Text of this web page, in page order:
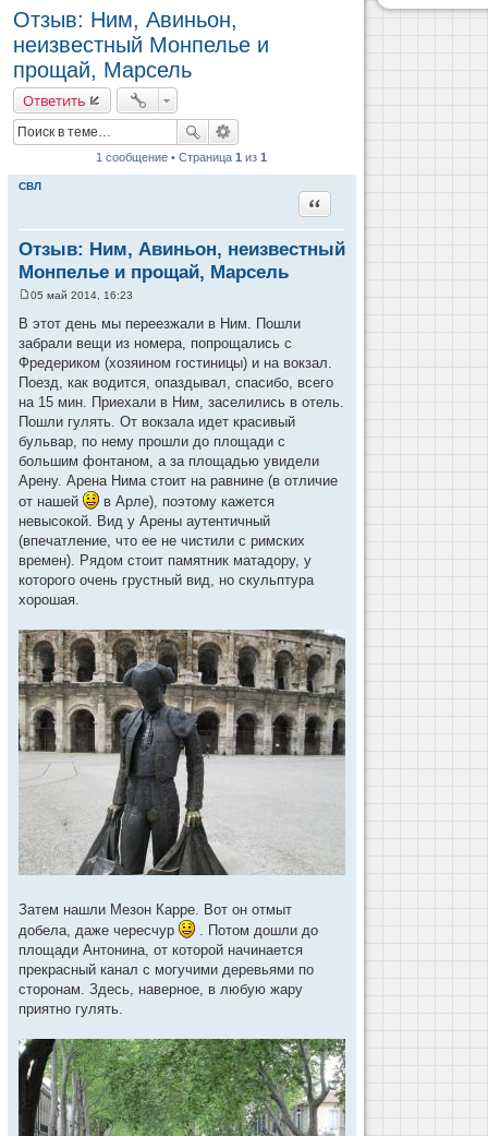
Отзыв: Ним, Авиньон,
неизвестный Монпелье и
прощай, Марсель
Ответить
1 сообщение • Страница1 из1
СВЛ
Отзыв: Ним, Авиньон, неизвестный
Монпелье и прощай, Марсель
Цитата
о
б
е
н
е
05 май 2014, 16:23
В этот день мы переезжали в Ним. Пошли
забрали вещи из номера, попрощались с
Фредериком (хозяином гостиницы) и на вокзал.
Поезд, как водится, опаздывал, спасибо, всего
на 15 мин. Приехали в Ним, заселились в отель.
Пошли гулять. От вокзала идет красивый
бульвар, по нему прошли до площади с
большим фонтаном, а за площадью увидели
Арену. Арена Нима стоит на равнине (в отличие
от нашей
в Арле), поэтому кажется
невысокой. Вид у Арены аутентичный
(впечатление, что ее не чистили с римских
времен). Рядом стоит памятник матадору, у
которого очень грустный вид, но скульптура
хорошая.
Затем нашли Мезон Карре. Вот он отмыт
добела, даже чересчур
. Потом дошли до
площади Антонина, от которой начинается
прекрасный канал с могучими деревьями по
сторонам. Здесь, наверное, в любую жару
приятно гулять.